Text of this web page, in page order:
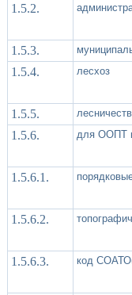
1.5.2.
1.5.3.
1.5.4. лесхоз
1.5.5.
1.5.6. для ООПТ
1.5.6.1.
1.5.6.2.
1.5.6.3. код